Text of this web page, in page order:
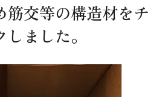
筋交等の構造材をチ
しました。